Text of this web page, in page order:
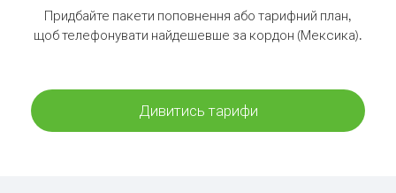
Придбайте пакети поповнення або тарифний план,
щоб телефонувати найдешевше за кордон (Мексика).
Дивитись тарифи